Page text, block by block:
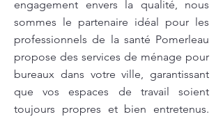
engagement envers la qualité, nous
sommes le partenaire idéal pour les
professionnels de la santé Pomerleau
propose des services de ménage pour
bureaux dans votre ville, garantissant
que vos espaces de travail soient
toujours propres et bien entretenus.